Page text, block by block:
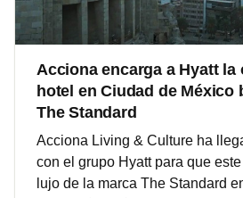
Acciona encarga a Hyatt la
hotel en Ciudad de México
The Standard
Acciona Living & Culture ha
con el grupo Hyatt para que
lujo de la marca The Standard